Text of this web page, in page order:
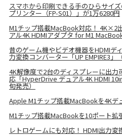
スマホから印刷できる手のひらサイ
プリンター（FP-S01）」が1万6280円
M1チップ搭載MacBook対応！ 4K×2
アル4K HDMIアダプタ for M1
昔のゲーム機やビデオ機器をHDMIデ
力変換コンバーター「UP EMPIRE3」
4K解像度で2台のディスプレーに出
応「HyperDrive デュアル4K HDMI
旬発売）
Apple M1チップ搭載MacBookを4Kデ
M1チップ搭載MacBookを10ポート拡
レトロゲームにも対応！ HDMI出力変